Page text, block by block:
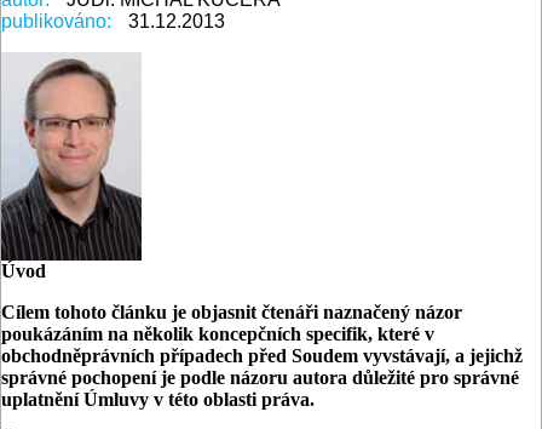
publikováno:
31.12.2013
Úvod
Cílem tohoto článku je objasnit čtenáři naznačený názor
poukázáním na několik koncepčních specifik, které v
obchodněprávních případech před Soudem vyvstávají, a jejichž
správné pochopení je podle názoru autora důležité pro správné
uplatnění Úmluvy v této oblasti práva.